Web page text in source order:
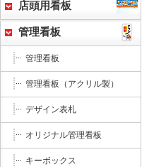
店頭用看板
管理看板
管理看板
管理看板（アクリル製）
デザイン表札
オリジナル管理看板
キーボックス